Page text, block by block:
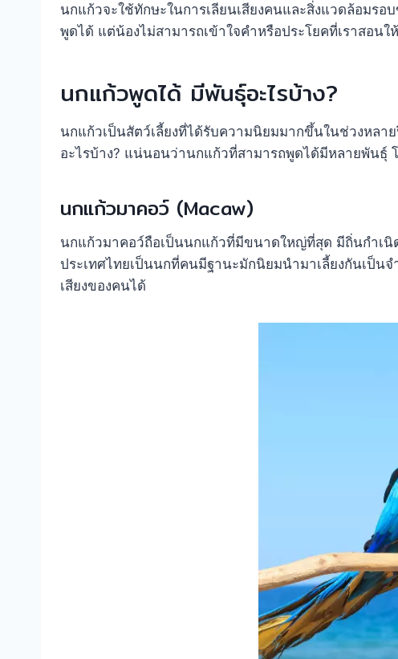
นกแก้วจะใช้ทักษะในการเลียนเสียงคนและสิ่งแวดล้อมร
พูดได้ แต่น้องไม่สามารถเข้าใจคำหรือประโยคที่เราสอนใ
นกแก้วพูดได้ มีพันธุ์อะไรบ้าง?
นกแก้วเป็นสัตว์เลี้ยงที่ได้รับความนิยมมากขึ้นในช่วงหล
อะไรบ้าง? แน่นอนว่านกแก้วที่สามารถพูดได้มีหลายพันธุ์
นกแก้วมาคอว์ (Macaw)
นกแก้วมาคอว์ถือเป็นนกแก้วที่มีขนาดใหญ่ที่สุด มีถิ่นกำเนิด
ประเทศไทยเป็นนกที่คนมีฐานะมักนิยมนำมาเลี้ยงกันเป็น
เสียงของคนได้